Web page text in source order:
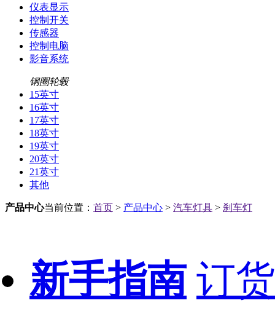
仪表显示
控制开关
传感器
控制电脑
影音系统
钢圈轮毂
15英寸
16英寸
17英寸
18英寸
19英寸
20英寸
21英寸
其他
产品中心当前位置： 首页 > 产品中心 > 汽车灯具 > 刹车灯
新手指南 订